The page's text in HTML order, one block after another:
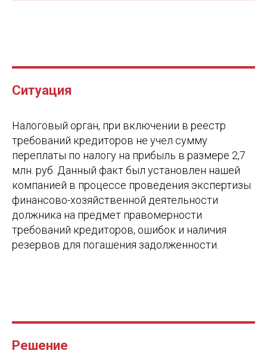
Ситуация
Налоговый орган, при включении в реестр
требований кредиторов не учел сумму
переплаты по налогу на прибыль в размере 2,7
млн. руб. Данный факт был установлен нашей
компанией в процессе проведения экспертизы
финансово-хозяйственной деятельности
должника на предмет правомерности
требований кредиторов, ошибок и наличия
резервов для погашения задолженности.
Решение